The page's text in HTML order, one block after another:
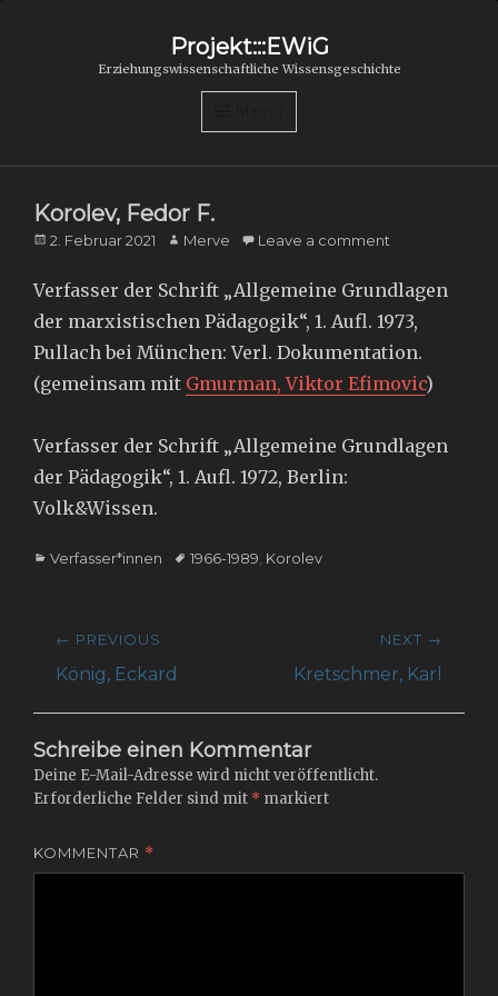
Projekt:::EWiG
Erziehungswissenschaftliche Wissensgeschichte
Korolev, Fedor F.
Posted
2. Februar 2021 Author
Merve Leave a comment
Verfasser der Schrift „Allgemeine Grundlagen
der marxistischen Pädagogik“, 1. Aufl. 1973,
Pullach bei München: Verl. Dokumentation.
(gemeinsam mit Gmurman, Viktor Efimovic)
Verfasser der Schrift „Allgemeine Grundlagen
der Pädagogik“, 1. Aufl. 1972, Berlin:
Volk&Wissen.
Categories
Verfasser*innen Tags1966-1989 Korolev
Beitragsnavigation
← PREVIOUS
Previous
König, Eckard
NEXT →
NextKretschmer, Karl
Schreibe einen Kommentar
Deine E-Mail-Adresse wird nicht veröffentlicht.
Erforderliche Felder sind mit * markiert
KOMMENTAR *